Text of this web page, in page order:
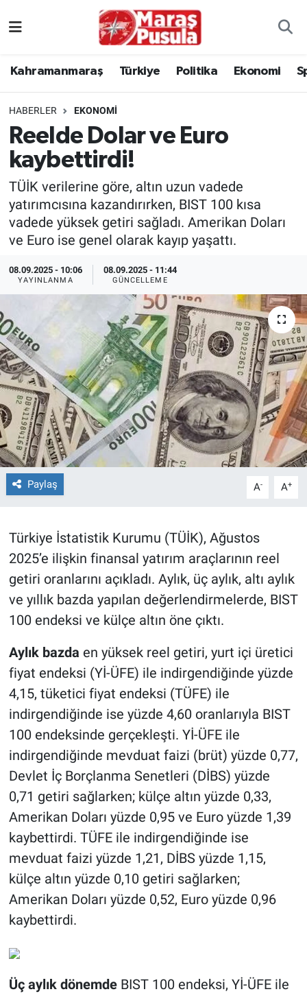
Kahramanmaraş Türkiye Politika Ekonomi
HABERLER EKONOMI
Reelde Dolar ve Euro
kaybettirdi!
TÜİK verilerine göre, altın uzun vadede
yatırımcısına kazandırırken, BIST 100 kısa
vadede yüksek getiri sağladı. Amerikan Doları
ve Euro ise genel olarak kayıp yaşattı.
08.09.2025 - 10:06
YAYINLANMA
08.09.2025 - 11:44
GÜNCELLEME
Paylaş A- A+
Türkiye İstatistik Kurumu (TÜİK), Ağustos
2025’e ilişkin finansal yatırım araçlarının reel
getiri oranlarını açıkladı. Aylık, üç aylık, altı aylık
ve yıllık bazda yapılan değerlendirmelerde, BIST
100 endeksi ve külçe altın öne çıktı.
Aylık bazda en yüksek reel getiri, yurt içi üretici
fiyat endeksi (Yİ-ÜFE) ile indirgendiğinde yüzde
4,15, tüketici fiyat endeksi (TÜFE) ile
indirgendiğinde ise yüzde 4,60 oranlarıyla BIST
100 endeksinde gerçekleşti. Yİ-ÜFE ile
indirgendiğinde mevduat faizi (brüt) yüzde 0,77,
Devlet İç Borçlanma Senetleri (DİBS) yüzde
0,71 getiri sağlarken; külçe altın yüzde 0,33,
Amerikan Doları yüzde 0,95 ve Euro yüzde 1,39
kaybettirdi. TÜFE ile indirgendiğinde ise
mevduat faizi yüzde 1,21, DİBS yüzde 1,15,
külçe altın yüzde 0,10 getiri sağlarken;
Amerikan Doları yüzde 0,52, Euro yüzde 0,96
kaybettirdi.
Üç aylık dönemde BIST 100 endeksi, Yİ-ÜFE ile
Politika
Ekonomi
Spor
Kültür Sanat
Sağlık
TEKNOLOJİ
Dünya
İlçeler
MAGAZİN
Bilim, Teknoloji
ÇEVRE
HABERDE İNSAN
EĞİTİM
BİLİM VE TEKNOLOJİ
Güvenlik
Bölge
İstanbul Trafik Yoğunluk Haritası
Süper Lig Puan Durumu ve Fikstür
Tüm Manşetler
Son Dakika Haberleri
Haber Arşivi